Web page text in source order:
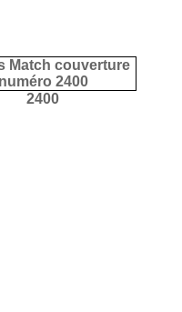
2400